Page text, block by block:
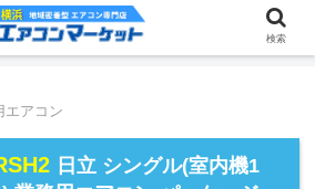
エアコン
日立 シングル(室内機1
検索